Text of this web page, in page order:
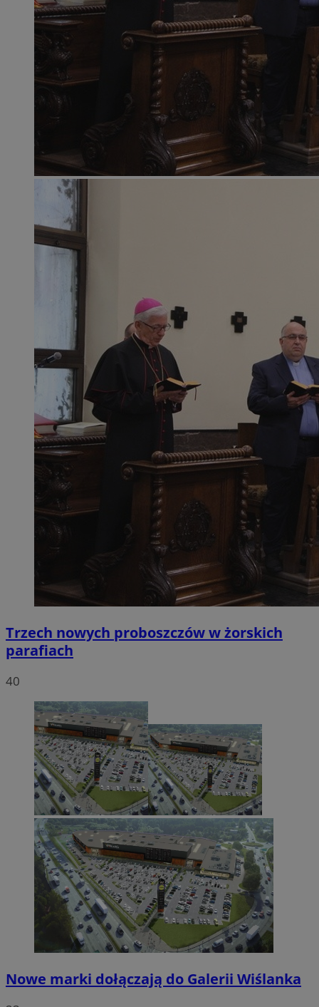
Trzech nowych proboszczów w żorskich
parafiach
40
Nowe marki dołączają do Galerii Wiślanka